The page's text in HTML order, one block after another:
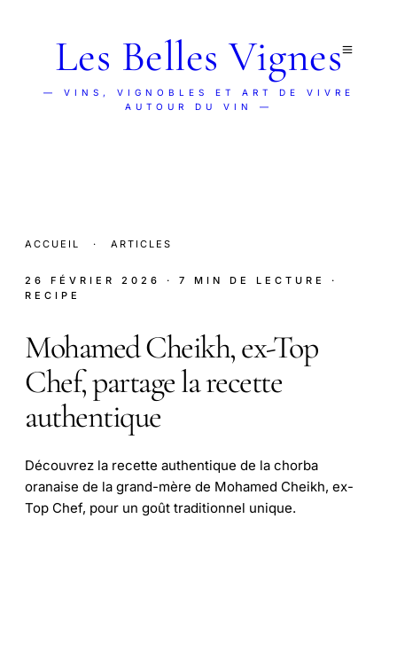
Les Belles Vignes
— VINS, VIGNOBLES ET ART DE VIVRE
AUTOUR DU VIN —
ACCUEIL · ARTICLES
26 FÉVRIER 2026 · 7 MIN DE LECTURE
·
RECIPE
Mohamed Cheikh, ex-Top
Chef, partage la recette
authentique
Découvrez la recette authentique de la chorba
oranaise de la grand-mère de Mohamed Cheikh, ex-
Top Chef, pour un goût traditionnel unique.